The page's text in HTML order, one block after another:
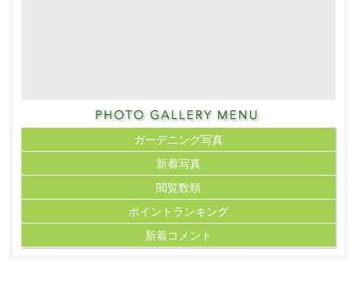
ガーデニング写真
新着写真
閲覧数順
ポイント ランキング
新着コメント